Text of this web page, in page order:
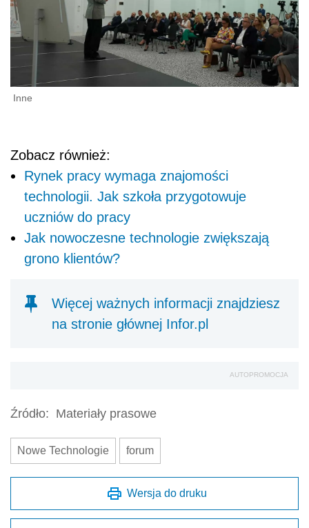
Inne
Zobacz również:
Rynek pracy wymaga znajomości
technologii. Jak szkoła przygotowuje
uczniów do pracy
Jak nowoczesne technologie zwiększają
grono klientów?
Więcej ważnych informacji znajdziesz
na stronie głównej Infor.pl
AUTOPROMOCJA
Źródło: Materiały prasowe
Nowe Technologie forum
Wersja do druku